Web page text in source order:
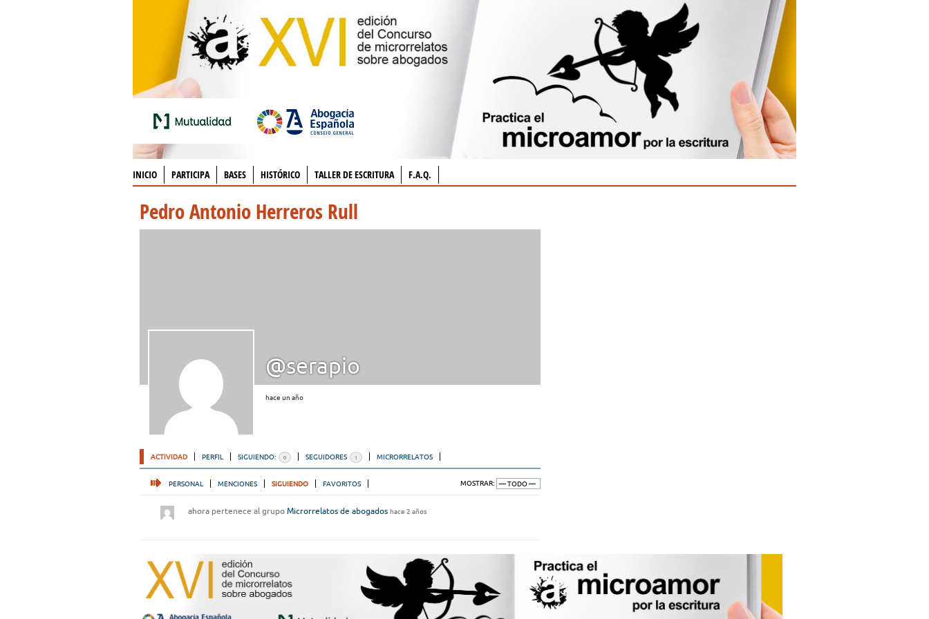
INICIO PARTICIPA BASES HISTÓRICO TALLER DE ESCRITURA F.A.Q.
Pedro Antonio Herreros Rull
@serapio
hace un año
ACTIVIDAD PERFIL SIGUIENDO: 0 SEGUIDORES 1 MICRORRELATOS
PERSONAL MENCIONES SIGUIENDO FAVORITOS MOSTRAR:
ahora pertenece al grupo Microrrelatos de abogados hace 2 años